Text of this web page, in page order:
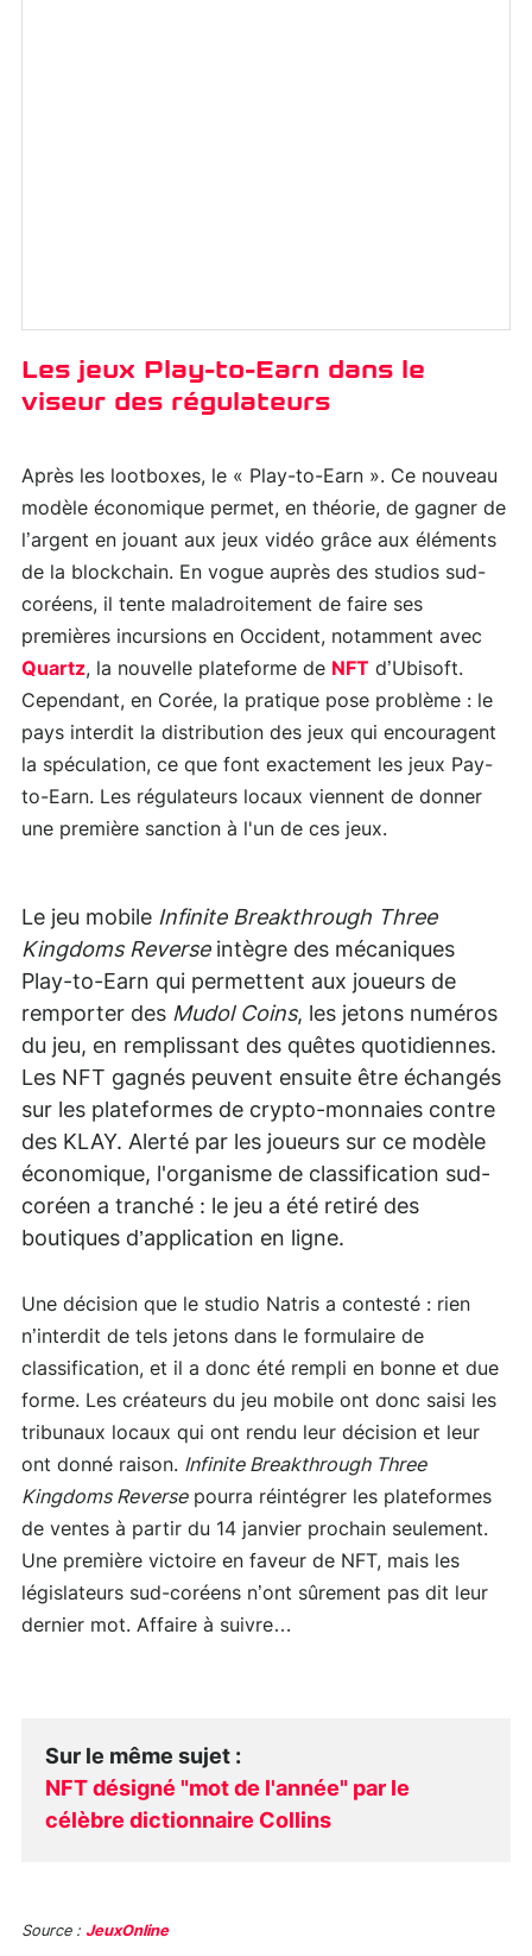
Les jeux Play-to-Earn dans le
viseur des régulateurs
Après les lootboxes, le « Play-to-Earn ». Ce nouveau
modèle économique permet, en théorie, de gagner de
l’argent en jouant aux jeux vidéo grâce aux éléments
de la blockchain. En vogue auprès des studios sud-
coréens, il tente maladroitement de faire ses
premières incursions en Occident, notamment avec
Quartz, la nouvelle plateforme de NFT d’Ubisoft.
Cependant, en Corée, la pratique pose problème : le
pays interdit la distribution des jeux qui encouragent
la spéculation, ce que font exactement les jeux Pay-
to-Earn. Les régulateurs locaux viennent de donner
une première sanction à l'un de ces jeux.
Le jeu mobile Infinite Breakthrough Three
Kingdoms Reverseintègre des mécaniques
Play-to-Earn qui permettent aux joueurs de
remporter des Mudol Coins, les jetons numéros
du jeu, en remplissant des quêtes quotidiennes.
Les NFT gagnés peuvent ensuite être échangés
sur les plateformes de crypto-monnaies contre
des KLAY. Alerté par les joueurs sur ce modèle
économique, l'organisme de classification sud-
coréen a tranché : le jeu a été retiré des
boutiques d’application en ligne.
Une décision que le studio Natris a contesté : rien
n’interdit de tels jetons dans le formulaire de
classification, et il a donc été rempli en bonne et due
forme. Les créateurs du jeu mobile ont donc saisi les
tribunaux locaux qui ont rendu leur décision et leur
ont donné raison. Infinite Breakthrough Three
Kingdoms Reversepourra réintégrer les plateformes
de ventes à partir du 14 janvier prochain seulement.
Une première victoire en faveur de NFT, mais les
législateurs sud-coréens n’ont sûrement pas dit leur
dernier mot. Affaire à suivre…
Sur le même sujet :
NFT désigné "mot de l'année" par le
célèbre dictionnaire Collins
Source : JeuxOnline